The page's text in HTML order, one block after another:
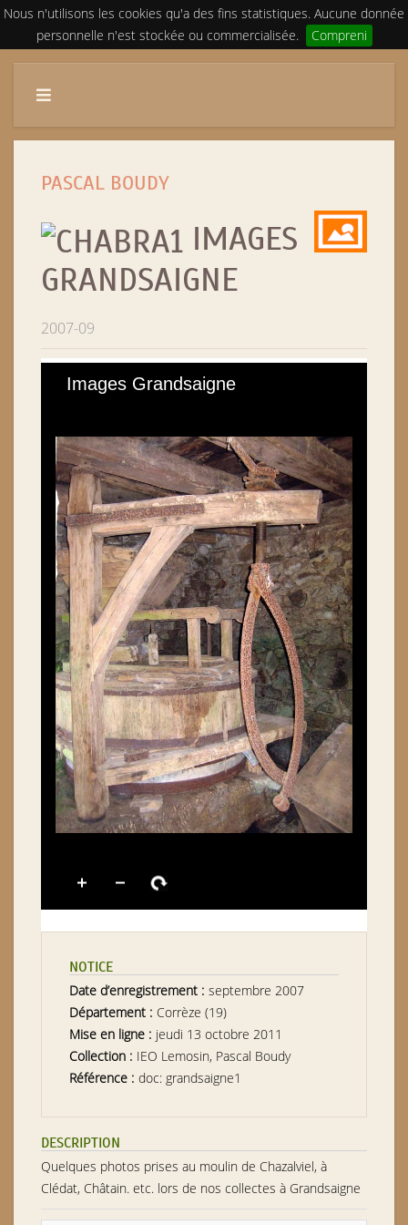
Nous n'utilisons les cookies qu'a des fins statistiques. Aucune donnée
personnelle n'est stockée ou commercialisée.
Compreni
PASCAL BOUDY
IMAGES
GRANDSAIGNE
2007-09
NOTICE
Date d’enregistrement : septembre 2007
Département : Corrèze (19)
Mise en ligne : jeudi 13 octobre 2011
Collection : IEO Lemosin, Pascal Boudy
Référence : doc: grandsaigne1
DESCRIPTION
Quelques photos prises au moulin de Chazalviel, à
Clédat, Châtain. etc. lors de nos collectes à Grandsaigne